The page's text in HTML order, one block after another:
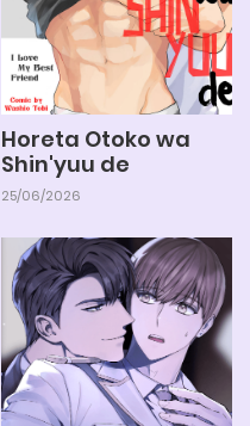
Horeta Otoko wa
Shin'yuu de
25/06/2026